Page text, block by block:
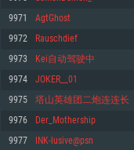
그래픽 카드: DirectX 11 이
GeForce GT 660. 최소 사양
네트워크: 브로드밴드 인터넷
여유 저장 공간: 22.1 GB (최
권장 사양
그래픽 카드: Metal 을 지원
능을 가지는 Mac 버전의
네트워크: 브로드밴드 인터넷
여유 저장 공간: 22.1 GB (최
권장 사양
그래픽 카드: Vulkan 을 지원
660 (6개월 미만) 혹은 그와
원하는 AMD (6개월 미만; 최
네트워크: 브로드밴드 인터넷
여유 저장 공간: 22.1 GB (최
권장 사양
운영체제: Ubuntu 20.04 64bit
9971 AgtGhost
9972 Rauschdief
9973 Kei自动驾驶中
9974 JOKER__01
9975 塔山英雄团二炮连连长
9976 Der_Mothership
9977 INK-lusive@psn